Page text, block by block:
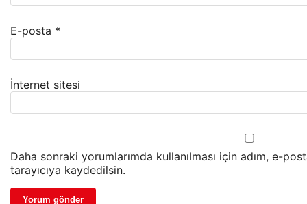
E-posta *
İnternet sitesi
Daha sonraki yorumlarımda kullanılması için adım, e-
tarayıcıya kaydedilsin.